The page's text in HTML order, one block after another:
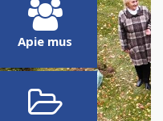
Apie mus